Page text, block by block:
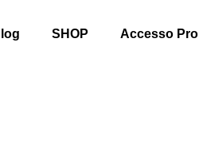
SHOP Accesso Pro